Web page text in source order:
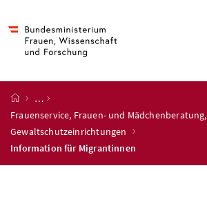
Startseite
…
Frauenservice, Frauen- und Mädchenberatung,
Gewaltschutzeinrichtungen
Information für Migrantinnen